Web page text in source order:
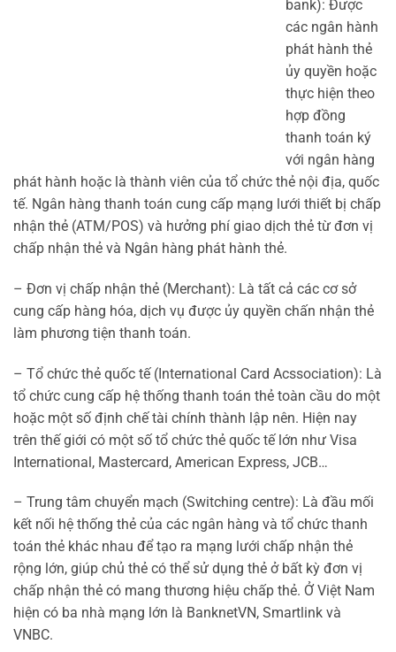
bank): Được
các ngân hành
phát hành thẻ
ủy quyền hoặc
thực hiện theo
hợp đồng
thanh toán ký
với ngân hàng
phát hành hoặc là thành viên của tổ chức thẻ nội địa, quốc
tế. Ngân hàng thanh toán cung cấp mạng lưới thiết bị chấp
nhận thẻ (ATM/POS) và hưởng phí giao dịch thẻ từ đơn vị
chấp nhận thẻ và Ngân hàng phát hành thẻ.
– Đơn vị chấp nhận thẻ (Merchant): Là tất cả các cơ sở
cung cấp hàng hóa, dịch vụ được ủy quyền chấn nhận thẻ
làm phương tiện thanh toán.
– Tổ chức thẻ quốc tế (International Card Acssociation): Là
tổ chức cung cấp hệ thống thanh toán thẻ toàn cầu do một
hoặc một số định chế tài chính thành lập nên. Hiện nay
trên thế giới có một số tổ chức thẻ quốc tế lớn như Visa
International, Mastercard, American Express, JCB…
– Trung tâm chuyển mạch (Switching centre): Là đầu mối
kết nối hệ thống thẻ của các ngân hàng và tổ chức thanh
toán thẻ khác nhau để tạo ra mạng lưới chấp nhận thẻ
rộng lớn, giúp chủ thẻ có thể sử dụng thẻ ở bất kỳ đơn vị
chấp nhận thẻ có mang thương hiệu chấp thẻ. Ở Việt Nam
hiện có ba nhà mạng lớn là BanknetVN, Smartlink và
VNBC.